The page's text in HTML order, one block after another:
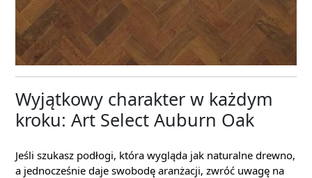
Wyjątkowy charakter w każdym
kroku: Art Select Auburn Oak
Jeśli szukasz podłogi, która wygląda jak naturalne drewno,
a jednocześnie daje swobodę aranżacji, zwróć uwagę na